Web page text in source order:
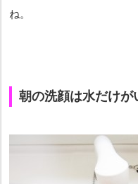
ね。
朝の洗顔は水だけが